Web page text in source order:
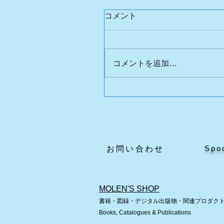
コメント
コメントを追加…
​お問い合わせ
MOLEN'S SHOP
書籍・図録・デジタル出版物・関連プロダク
Books, Catalogues & Publications